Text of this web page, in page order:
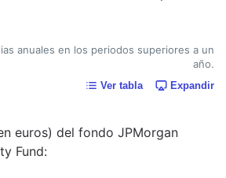
anuales en los periodos superiores a un
año.
Ver tabla Expandir
euros) del fondo JPMorgan
Fund: